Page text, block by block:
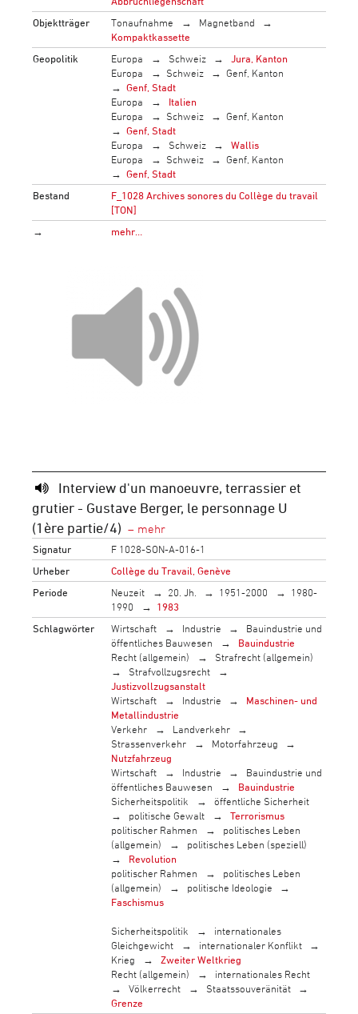
Objektträger
Tonaufnahme
Magnetband
Kompaktkassette
Geopolitik
Europa Schweiz
Jura, Kanton
Europa
Schweiz
Genf, Kanton
Genf, Stadt
Europa
Italien
Europa
Schweiz
Genf, Kanton
Genf, Stadt
Europa
Schweiz
Wallis
Europa
Schweiz
Genf, Kanton
Genf, Stadt
Bestand
F_1028 Archives sonores du Collège du travail
[TON]
→
mehr…
Interview d'un manoeuvre, terrassier et
grutier - Gustave Berger, le personnage U
(1ère partie/4)
Signatur
F 1028-SON-A-016-1
Urheber
Collège du Travail, Genève
Periode
Neuzeit 20. Jh. 1951-2000
1980-
1990
1983
Schlagwörter
Wirtschaft Industrie
Bauindustrie und
öffentliches Bauwesen
Bauindustrie
Recht (allgemein)
Strafrecht (allgemein)
Strafvollzugsrecht
Justizvollzugsanstalt
Wirtschaft
Industrie
Maschinen- und
Metallindustrie
Verkehr
Landverkehr
Strassenverkehr
Motorfahrzeug
Nutzfahrzeug
Wirtschaft
Industrie
Bauindustrie und
öffentliches Bauwesen
Bauindustrie
Sicherheitspolitik
öffentliche Sicherheit
politische Gewalt
Terrorismus
politischer Rahmen
politisches Leben
(allgemein)
politisches Leben (speziell)
Revolution
politischer Rahmen
politisches Leben
(allgemein)
politische Ideologie
Faschismus
Sicherheitspolitik
internationales
Gleichgewicht
internationaler Konflikt
Krieg
Zweiter Weltkrieg
Recht (allgemein)
internationales Recht
Völkerrecht
Staatssouveränität
Grenze